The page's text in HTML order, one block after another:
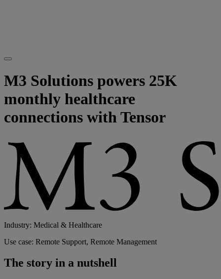
M3 Solutions powers 25K
monthly healthcare
connections with Tensor
Industry: Medical & Healthcare
Use case: Remote Support, Remote Management
The story in a nutshell